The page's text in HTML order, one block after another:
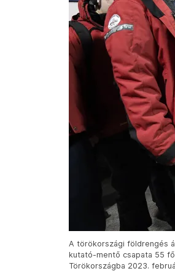
A törökországi földrengés
kutató-mentő csapata 55
Törökországba 2023.